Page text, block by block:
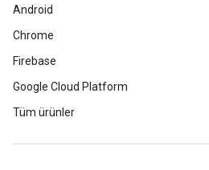
Android
Chrome
Firebase
Google Cloud Platform
Tüm ürünler